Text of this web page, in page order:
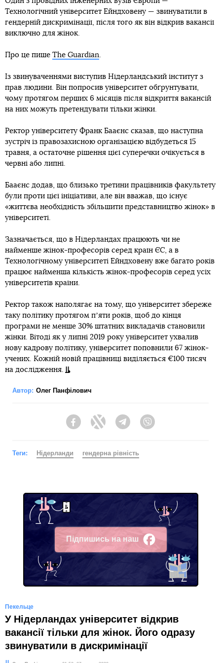
Технологічний університет Ейндховену — звинуватили в
гендерній дискримінації, після того як він відкрив вакансії
виключно для жінок.
Про це пише The Guardian
Із звинуваченнями виступив Нідерландський інститут з
прав людини. Він попросив університет обґрунтувати,
чому протягом перших 6 місяців після відкриття вакансій
на них можуть претендувати тільки жінки.
Ректор університету Франк Бааєнс сказав, що наступна
зустріч із правозахисною організацією відбудеться 15
травня, а остаточне рішення цієї суперечки очікується в
червні або липні.
Бааєнс додав, що близько третини працівників факультету
були проти цієї ініціативи, але він вважав, що існує
«життєва необхідність збільшити представництво жінок» в
університеті.
Зазначається, що в Нідерландах працюють чи не
найменше жінок-професорів серед країн ЄС, а в
Технологічному університеті Ейндховену вже багато років
працює найменша кількість жінок-професорів серед усіх
університетів країни.
Ректор також наполягає на тому, що університет збереже
таку політику протягом пʼяти років, щоб до кінця
програми не менше 30% штатних викладачів становили
жінки. Вітоді як у липні 2019 року університет ухвалив
нову кадрову політику, університет поповнили 67 жінок-
учених. Кожній новій працівниці виділяється €100 тисяч
на дослідження.
Автор: Олег Панфілович
FacebookTwitter Telegram
Теги: Нідерланди гендерна рівність
Підпишись на наш
Facebook
Пекельце
У Нідерландах університет відкрив
вакансії тільки для жінок. Його одразу
звинуватили в дискримінації